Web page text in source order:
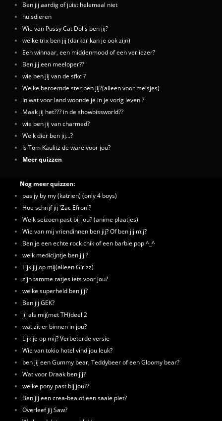
Ben jij aardig of juist helemaal niet
huisdieren
Wie van Pussy Cat Dolls ben jij?
welke trix ben jij (darkar kan je ook zijn)
Een winnaar, een middenmood of een verliezer?
Ben jij een meeloper??
wie ben jij van de sfkc ?
Welke beroemde ster ben jij?(alleen voor meisjes)
In wat voor land woonde je in je vorig leven ?
Maak jij het??? in de showbissworld??
wie ben jij van charmed?
Welk dier ben jij...?
Is Tom Kaulitz de ware voor jou?
Meer quizzen
Nog meer quizzen:
pas jy by my (katrien) (only 4 boys)
Hoe schrijf jij 'Zac Efron'?
Welk seizoen past bij jou? (anime plaatjes)
Wie van mij vriendinnen ben jij? Of ben jij mij?
Ben je een echte rock chik of een barbie pop ^_^
welk medicijntje ben jij ?
Lijk jij op mij(alleen Girlzz)
zijn tamme ratjes iets voor jou?
welke superheld ben jij?
Ben jij GEK?
jij als mij(met TH)deel 2
wat zit er binnen in jou?
Lijk je op mij? Verbeterde versie
Wie van tokio hotel vind jou leuk?
ben jij een Gummy bear, Teddybeer of een Gloomy bear?
Wat voor Draak ben jij?
welke pony past bij jou??
Ben jij een crea-bea of een saaie piet?
Overleef jij Saw?